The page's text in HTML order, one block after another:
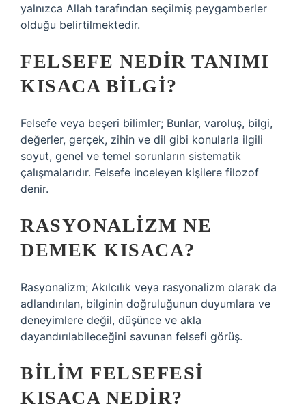
yalnızca Allah tarafından seçilmiş peygamberler
olduğu belirtilmektedir.
FELSEFE NEDIR TANIMI
KISACA BILGI?
Felsefe veya beşeri bilimler; Bunlar, varoluş, bilgi,
değerler, gerçek, zihin ve dil gibi konularla ilgili
soyut, genel ve temel sorunların sistematik
çalışmalarıdır. Felsefe inceleyen kişilere filozof
denir.
RASYONALIZM NE
DEMEK KISACA?
Rasyonalizm; Akılcılık veya rasyonalizm olarak da
adlandırılan, bilginin doğruluğunun duyumlara ve
deneyimlere değil, düşünce ve akla
dayandırılabileceğini savunan felsefi görüş.
BILIM FELSEFESI
KISACA NEDIR?